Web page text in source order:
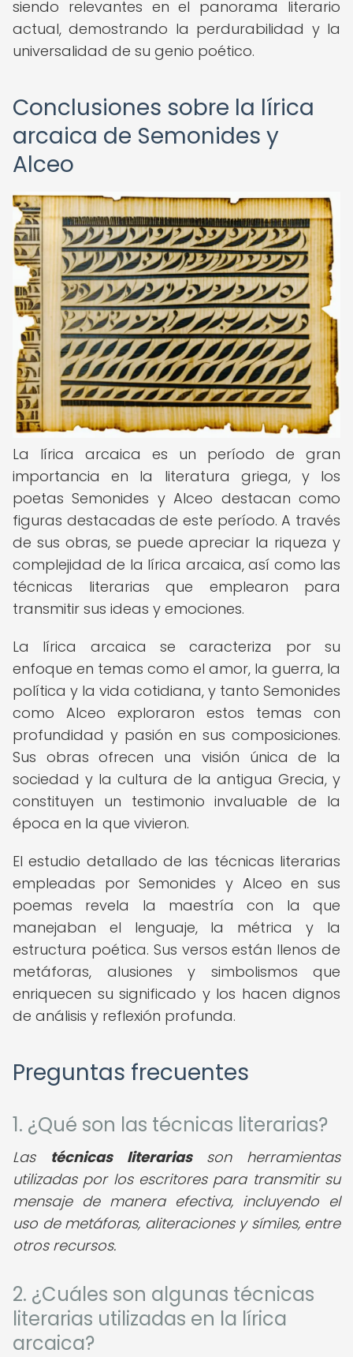
siendo relevantes en el panorama literario
actual, demostrando la perdurabilidad y la
universalidad de su genio poético.
Conclusiones sobre la lírica
arcaica de Semonides y
Alceo
La lírica arcaica es un período de gran
importancia en la literatura griega, y los
poetas Semonides y Alceo destacan como
figuras destacadas de este período. A través
de sus obras, se puede apreciar la riqueza y
complejidad de la lírica arcaica, así como las
técnicas literarias que emplearon para
transmitir sus ideas y emociones.
La lírica arcaica se caracteriza por su
enfoque en temas como el amor, la guerra, la
política y la vida cotidiana, y tanto Semonides
como Alceo exploraron estos temas con
profundidad y pasión en sus composiciones.
Sus obras ofrecen una visión única de la
sociedad y la cultura de la antigua Grecia, y
constituyen un testimonio invaluable de la
época en la que vivieron.
El estudio detallado de las técnicas literarias
empleadas por Semonides y Alceo en sus
poemas revela la maestría con la que
manejaban el lenguaje, la métrica y la
estructura poética. Sus versos están llenos de
metáforas, alusiones y simbolismos que
enriquecen su significado y los hacen dignos
de análisis y reflexión profunda.
Preguntas frecuentes
1. ¿Qué son las técnicas literarias?
Las técnicas literariasson herramientas
utilizadas por los escritores para transmitir su
mensaje de manera efectiva, incluyendo el
uso de metáforas, aliteraciones y símiles, entre
otros recursos.
2. ¿Cuáles son algunas técnicas
literarias utilizadas en la lírica
arcaica?